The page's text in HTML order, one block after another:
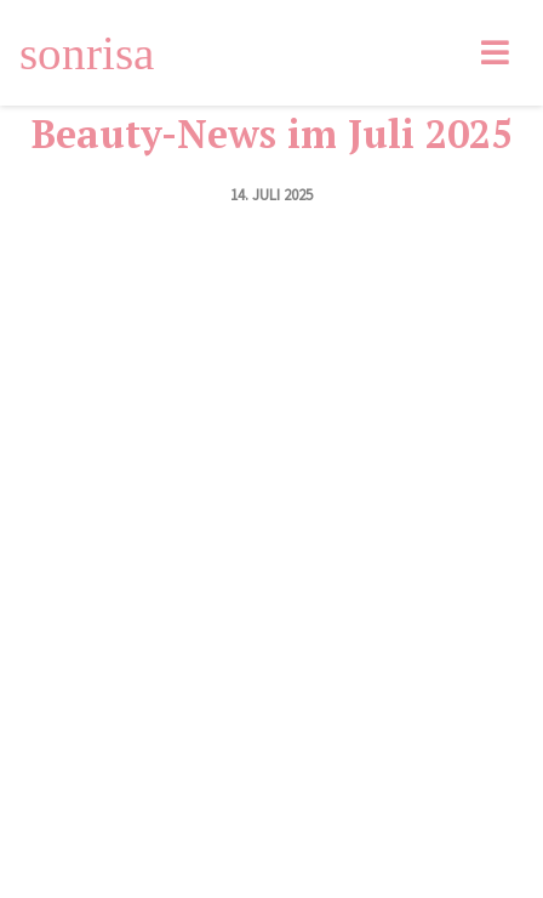
sonrisa
Facebook
LinkedIn
Beauty-News im Juli 2025
14. JULI 2025